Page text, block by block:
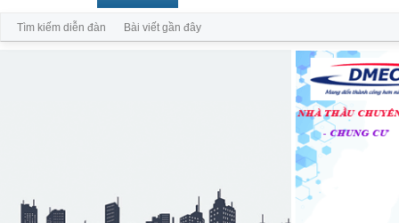
Tìm kiếm diễn đàn Bài viết gần đây